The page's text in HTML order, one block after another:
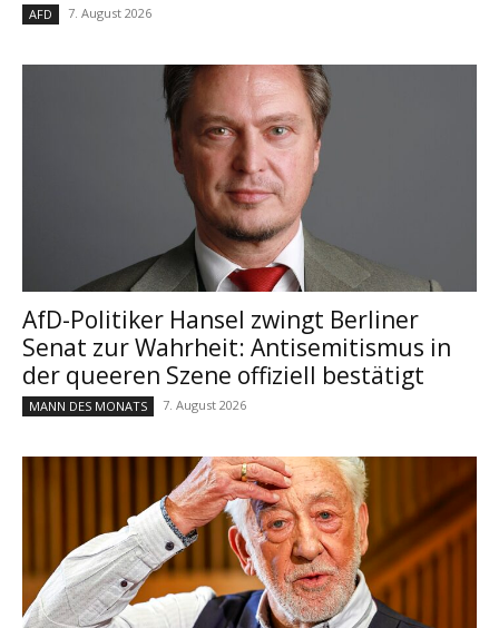
AFD 7. August 2026
AfD-Politiker Hansel zwingt Berliner
Senat zur Wahrheit: Antisemitismus in
der queeren Szene offiziell bestätigt
MANN DES MONATS 7. August 2026